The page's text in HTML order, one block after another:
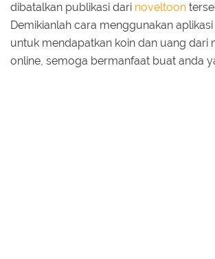
dibatalkan publikasi dari noveltoon
Demikianlah cara menggunakan
untuk mendapatkan koin dan uang dari
online, semoga bermanfaat buat anda